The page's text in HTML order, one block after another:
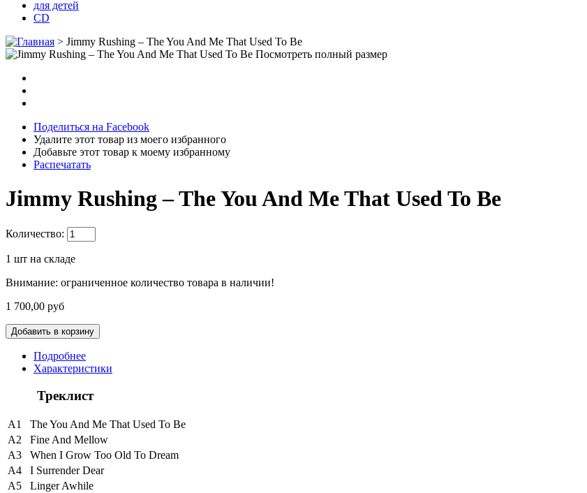
для детей
CD
> Jimmy Rushing – The You And Me That Used To Be
Посмотреть полный размер
Поделиться на Facebook
Удалите этот товар из моего избранного
Добавьте этот товар к моему избранному
Распечатать
Jimmy Rushing – The You And Me That Used To Be
Количество:
1 шт на складе
Внимание: ограниченное количество товара в наличии!
1 700,00 руб
Подробнее
Характеристики
Треклист
A1
The You And Me That Used To Be
A2
Fine And Mellow
A3
When I Grow Too Old To Dream
A4
I Surrender Dear
A5
Linger Awhile